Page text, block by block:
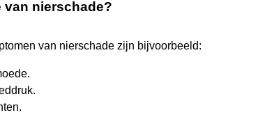
van nierschade?
van nierschade zijn bijvoorbeeld: